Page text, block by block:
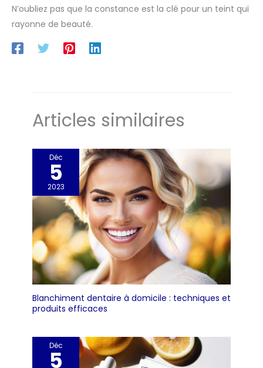
N’oubliez pas que la constance est la clé pour un teint qui
rayonne de beauté.
Articles similaires
Déc
5
2023
Blanchiment dentaire à domicile : techniques et
produits efficaces
Déc
5